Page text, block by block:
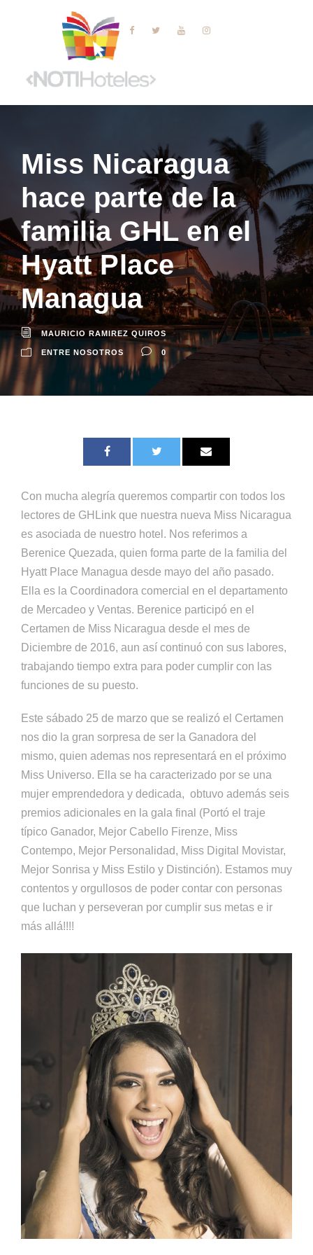
Miss Nicaragua
hace parte de la
familia GHL en el
Hyatt Place
Managua
MAURICIO RAMIREZ QUIROS
ENTRE NOSOTROS 0
Con mucha alegría queremos compartir con todos los
lectores de GHLink que nuestra nueva Miss Nicaragua
es asociada de nuestro hotel. Nos referimos a
Berenice Quezada, quien forma parte de la familia del
Hyatt Place Managua desde mayo del año pasado.
Ella es la Coordinadora comercial en el departamento
de Mercadeo y Ventas. Berenice participó en el
Certamen de Miss Nicaragua desde el mes de
Diciembre de 2016, aun así continuó con sus labores,
trabajando tiempo extra para poder cumplir con las
funciones de su puesto.
Este sábado 25 de marzo que se realizó el Certamen
nos dio la gran sorpresa de ser la Ganadora del
mismo, quien ademas nos representará en el próximo
Miss Universo. Ella se ha caracterizado por se una
mujer emprendedora y dedicada, obtuvo además seis
premios adicionales en la gala final (Portó el traje
típico Ganador, Mejor Cabello Firenze, Miss
Contempo, Mejor Personalidad, Miss Digital Movistar,
Mejor Sonrisa y Miss Estilo y Distinción). Estamos muy
contentos y orgullosos de poder contar con personas
que luchan y perseveran por cumplir sus metas e ir
más allá!!!!